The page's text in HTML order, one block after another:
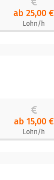
ab 25,00 €
Lohn/h
ab 15,00 €
Lohn/h